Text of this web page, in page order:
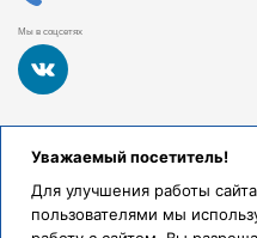
Мы в соцсетях
Федеральное
учреждение высшего
здравоохранения
были основаны в 1930
Уважаемый посетитель!
Для улучшения работы
пользователями мы